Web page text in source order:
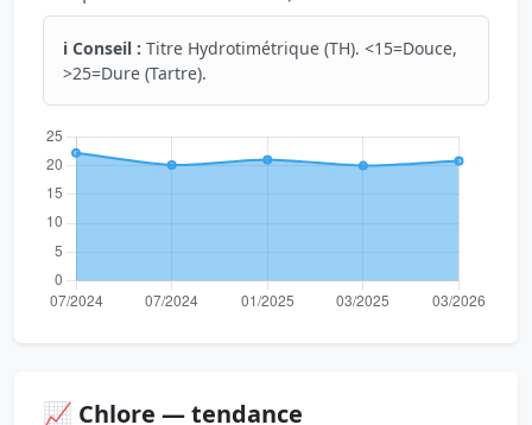
ℹ️ Conseil : Titre Hydrotimétrique (TH). <15=Douce,
>25=Dure (Tartre).
📈 Chlore — tendance